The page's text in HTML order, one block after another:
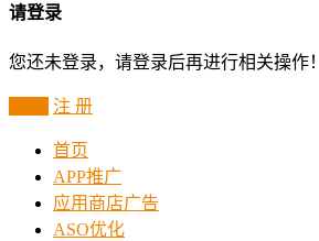
请登录
您还未登录，请登录后再进行相关操作！
注 册
首页
APP推广
应用商店广告
ASO优化